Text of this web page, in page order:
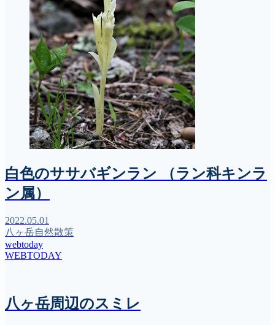
白色のササバギンラン （ラン科キンラ
ン属）
2022.05.01
八ヶ岳自然散策
webtoday
WEBTODAY
八ヶ岳周辺のスミレ